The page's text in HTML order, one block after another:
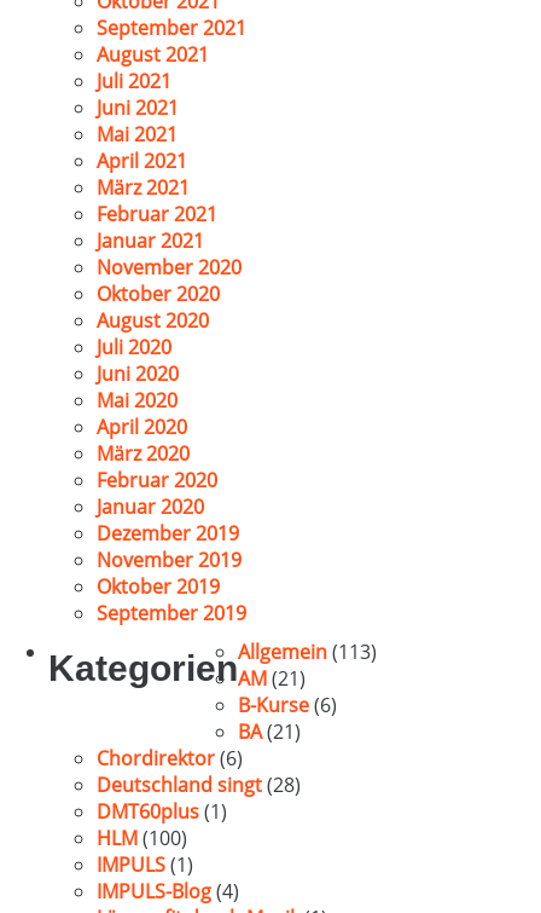
September 2021
August 2021
Juli 2021
Juni 2021
Mai 2021
April 2021
März 2021
Februar 2021
Januar 2021
November 2020
Oktober 2020
August 2020
Juli 2020
Juni 2020
Mai 2020
April 2020
März 2020
Februar 2020
Januar 2020
Dezember 2019
November 2019
Oktober 2019
September 2019
KategorienAllgemein(113)
AM(21)
B-Kurse(6)
BA(21)
Chordirektor(6)
Deutschland singt(28)
DMT60plus(1)
HLM(100)
IMPULS(1)
IMPULS-Blog(4)